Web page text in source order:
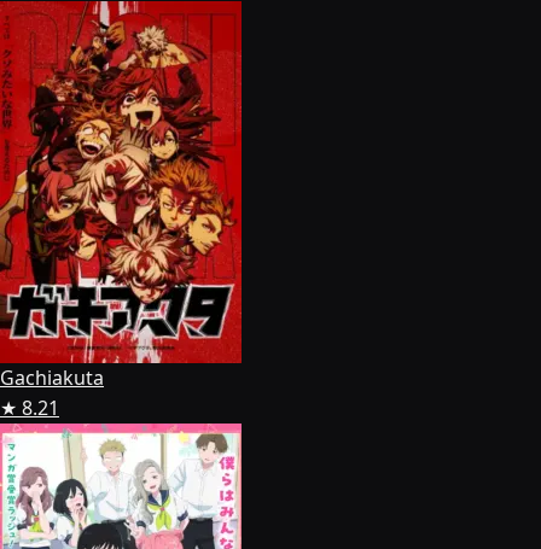
Gachiakuta
★ 8.21